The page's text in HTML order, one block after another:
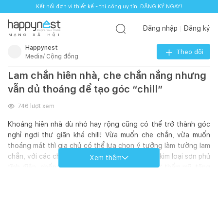
Kết nối đơn vị thiết kế - thi công uy tín. ĐĂNG KÝ NGAY!
M Ạ N G X Ã H Ộ I
Đăng nhập Đăng ký
Happynest
Media/ Cộng đồng
Theo dõi
Lam chắn hiên nhà, che chắn nắng nhưng
vẫn đủ thoáng để tạo góc “chill”
746 lượt xem
Khoảng hiên nhà dù nhỏ hay rộng cũng có thể trở thành góc
nghỉ ngơi thư giãn khá chill! Vừa muốn che chắn, vừa muốn
thoáng mát thì gia chủ có thể lựa chọn ý tưởng làm tường lam
chắn, với các chất liệu quen thuộc như gỗ hay kim loại sơn phủ
tĩnh điện, chống gỉ. Lam chắn còn mang đến sự thẩm mỹ, tăng
Xem thêm